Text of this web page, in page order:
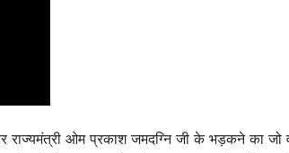
ओम प्रकाश जमदग्नि जी के भड़कने का जो